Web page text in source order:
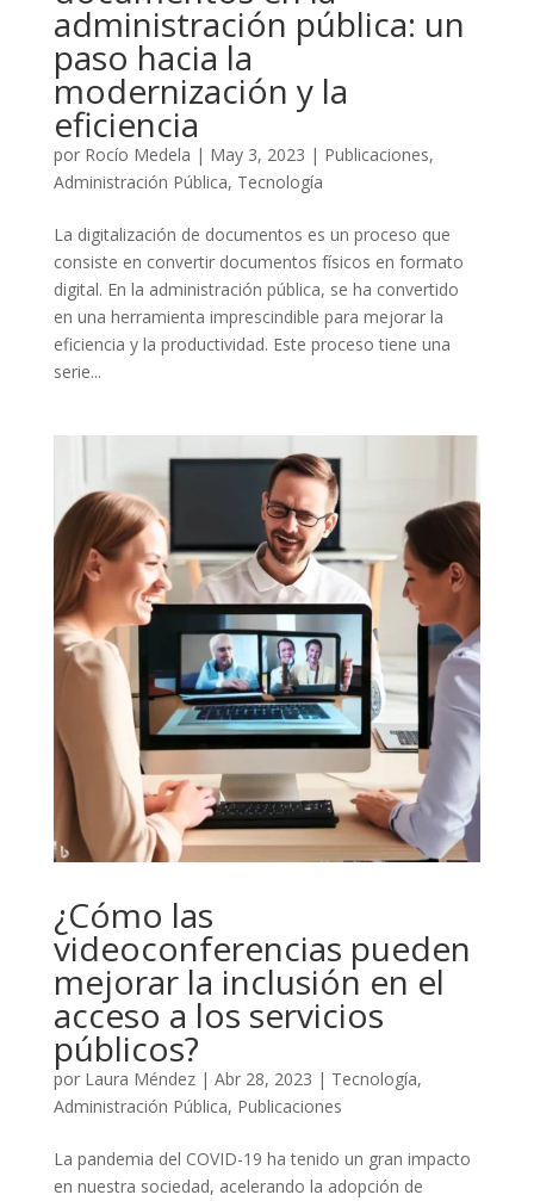
administración pública: un
paso hacia la
modernización y la
eficiencia
por Rocío Medela | May 3, 2023 | Publicaciones,
Administración Pública, Tecnología
La digitalización de documentos es un proceso que
consiste en convertir documentos físicos en formato
digital. En la administración pública, se ha convertido
en una herramienta imprescindible para mejorar la
eficiencia y la productividad. Este proceso tiene una
serie...
¿Cómo las
videoconferencias pueden
mejorar la inclusión en el
acceso a los servicios
públicos?
por Laura Méndez| Abr 28, 2023 | Tecnología,
Administración Pública, Publicaciones
La pandemia del COVID-19 ha tenido un gran impacto
en nuestra sociedad, acelerando la adopción de